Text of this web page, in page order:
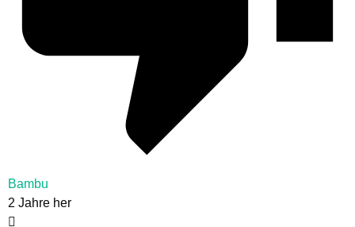
Bambu
2 Jahre her